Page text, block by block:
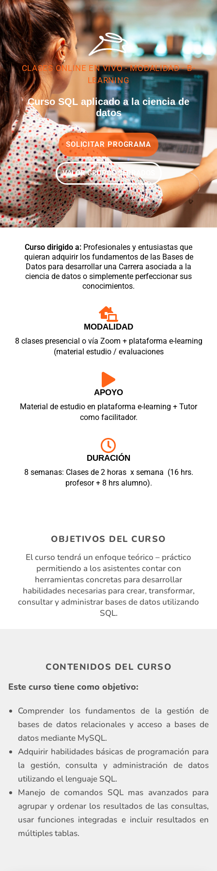
CLASES ONLINE EN VIVO - MODALIDAD - B-
LEARNING
Curso SQL aplicado a la ciencia de
datos
SOLICITAR PROGRAMA
VALOR GRUPOS CERRADOS
Curso dirigido a: Profesionales y entusiastas que
quieran adquirir los fundamentos de las Bases de
Datos para desarrollar una Carrera asociada a la
ciencia de datos o simplemente perfeccionar sus
conocimientos.
MODALIDAD
8 clases presencial o vía Zoom + plataforma e-learning
(material estudio / evaluaciones
APOYO
Material de estudio en plataforma e-learning + Tutor
como facilitador.
DURACIÓN
8 semanas: Clases de 2 horas x semana (16 hrs.
profesor + 8 hrs alumno).
OBJETIVOS DEL CURSO
El curso tendrá un enfoque teórico – práctico
permitiendo a los asistentes contar con
herramientas concretas para desarrollar
habilidades necesarias para crear, transformar,
consultar y administrar bases de datos utilizando
SQL.
CONTENIDOS DEL CURSO
Este curso tiene como objetivo:
Comprender los fundamentos de la gestión de
bases de datos relacionales y acceso a bases de
datos mediante MySQL.
Adquirir habilidades básicas de programación para
la gestión, consulta y administración de datos
utilizando el lenguaje SQL.
Manejo de comandos SQL mas avanzados para
agrupar y ordenar los resultados de las consultas,
usar funciones integradas e incluir resultados en
múltiples tablas.